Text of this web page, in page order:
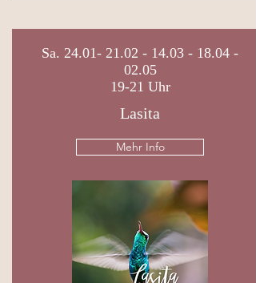
Sa. 24.01- 21.02 - 14.03 - 18.04 -
02.05
19-21 Uhr
Lasita
Mehr Info